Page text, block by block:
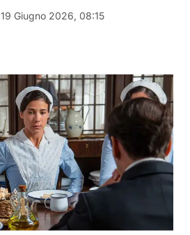
19 Giugno 2026, 08:15